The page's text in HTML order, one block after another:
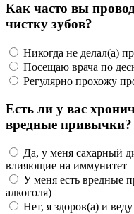
Как часто вы
чистку зубов?
Никогда не делал(а)
Посещаю врача по
Регулярно прохожу
Есть ли у вас
вредные привычки?
Да, у меня сахарный
влияющие на иммунитет
У меня есть вредные
алкоголя)
Нет, я здоров(а) и